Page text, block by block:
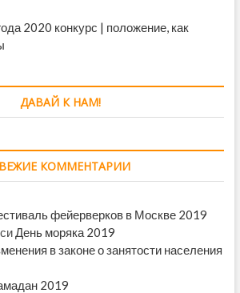
2020 конкурс | положение, как
ДАВАЙ К НАМ!
КОММЕНТАРИИ
фейерверков в Москве 2019
День моряка 2019
в законе о занятости населения
2019